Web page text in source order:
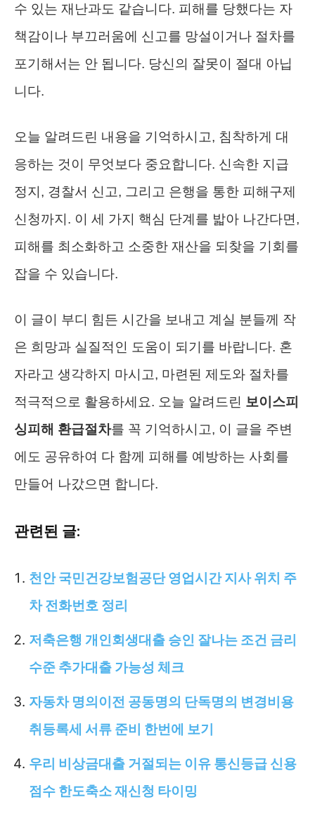
수 있는 재난과도 같습니다. 피해를 당했다는 자
책감이나 부끄러움에 신고를 망설이거나 절차를
포기해서는 안 됩니다. 당신의 잘못이 절대 아닙
니다.
오늘 알려드린 내용을 기억하시고, 침착하게 대
응하는 것이 무엇보다 중요합니다. 신속한 지급
정지, 경찰서 신고, 그리고 은행을 통한 피해구제
신청까지. 이 세 가지 핵심 단계를 밟아 나간다면,
피해를 최소화하고 소중한 재산을 되찾을 기회를
잡을 수 있습니다.
이 글이 부디 힘든 시간을 보내고 계실 분들께 작
은 희망과 실질적인 도움이 되기를 바랍니다. 혼
자라고 생각하지 마시고, 마련된 제도와 절차를
적극적으로 활용하세요. 오늘 알려드린 보이스피
싱피해 환급절차를 꼭 기억하시고, 이 글을 주변
에도 공유하여 다 함께 피해를 예방하는 사회를
만들어 나갔으면 합니다.
관련된 글:
천안 국민건강보험공단 영업시간 지사 위치 주
차 전화번호 정리
저축은행 개인회생대출 승인 잘나는 조건 금리
수준 추가대출 가능성 체크
자동차 명의이전 공동명의 단독명의 변경비용
취등록세 서류 준비 한번에 보기
우리 비상금대출 거절되는 이유 통신등급 신용
점수 한도축소 재신청 타이밍